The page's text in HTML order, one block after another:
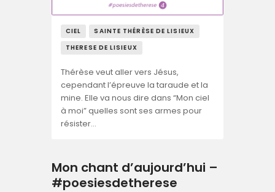
CIEL
SAINTE THÉRÈSE DE LISIEUX
THERESE DE LISIEUX
Thérèse veut aller vers Jésus,
cependant l’épreuve la taraude et la
mine. Elle va nous dire dans “Mon ciel
à moi” quelles sont ses armes pour
résister…
Mon chant d’aujourd’hui –
#poesiesdetherese